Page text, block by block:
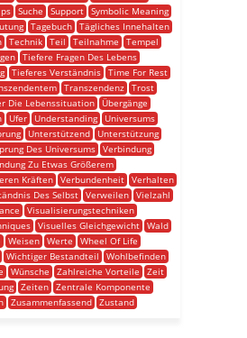
Suche Support
Symbolic Meaning
Tagebuch
Tägliches Innehalten
Technik Teil Teilnahme
Tempel
Tiefere Fragen Des Lebens
Tieferes Verständnis Time For Rest
Transzendenz
Trost
Die Lebenssituation
Übergänge
Ufer Understanding
Universums
Unterstützend
Unterstützung
Des Universums Verbindung
Zu Etwas Größerem
Kräften
Verbundenheit
Verhalten
Des Selbst Verweilen
Vielzahl
Visualisierungstechniken
Visuelles Gleichgewicht
Wald
Weisen Werte
Wheel Of Life
Wichtiger Bestandteil
Wohlbefinden
Wünsche Zahlreiche Vorteile
Zeit
Zeiten Zentrale Komponente
Zusammenfassend Zustand